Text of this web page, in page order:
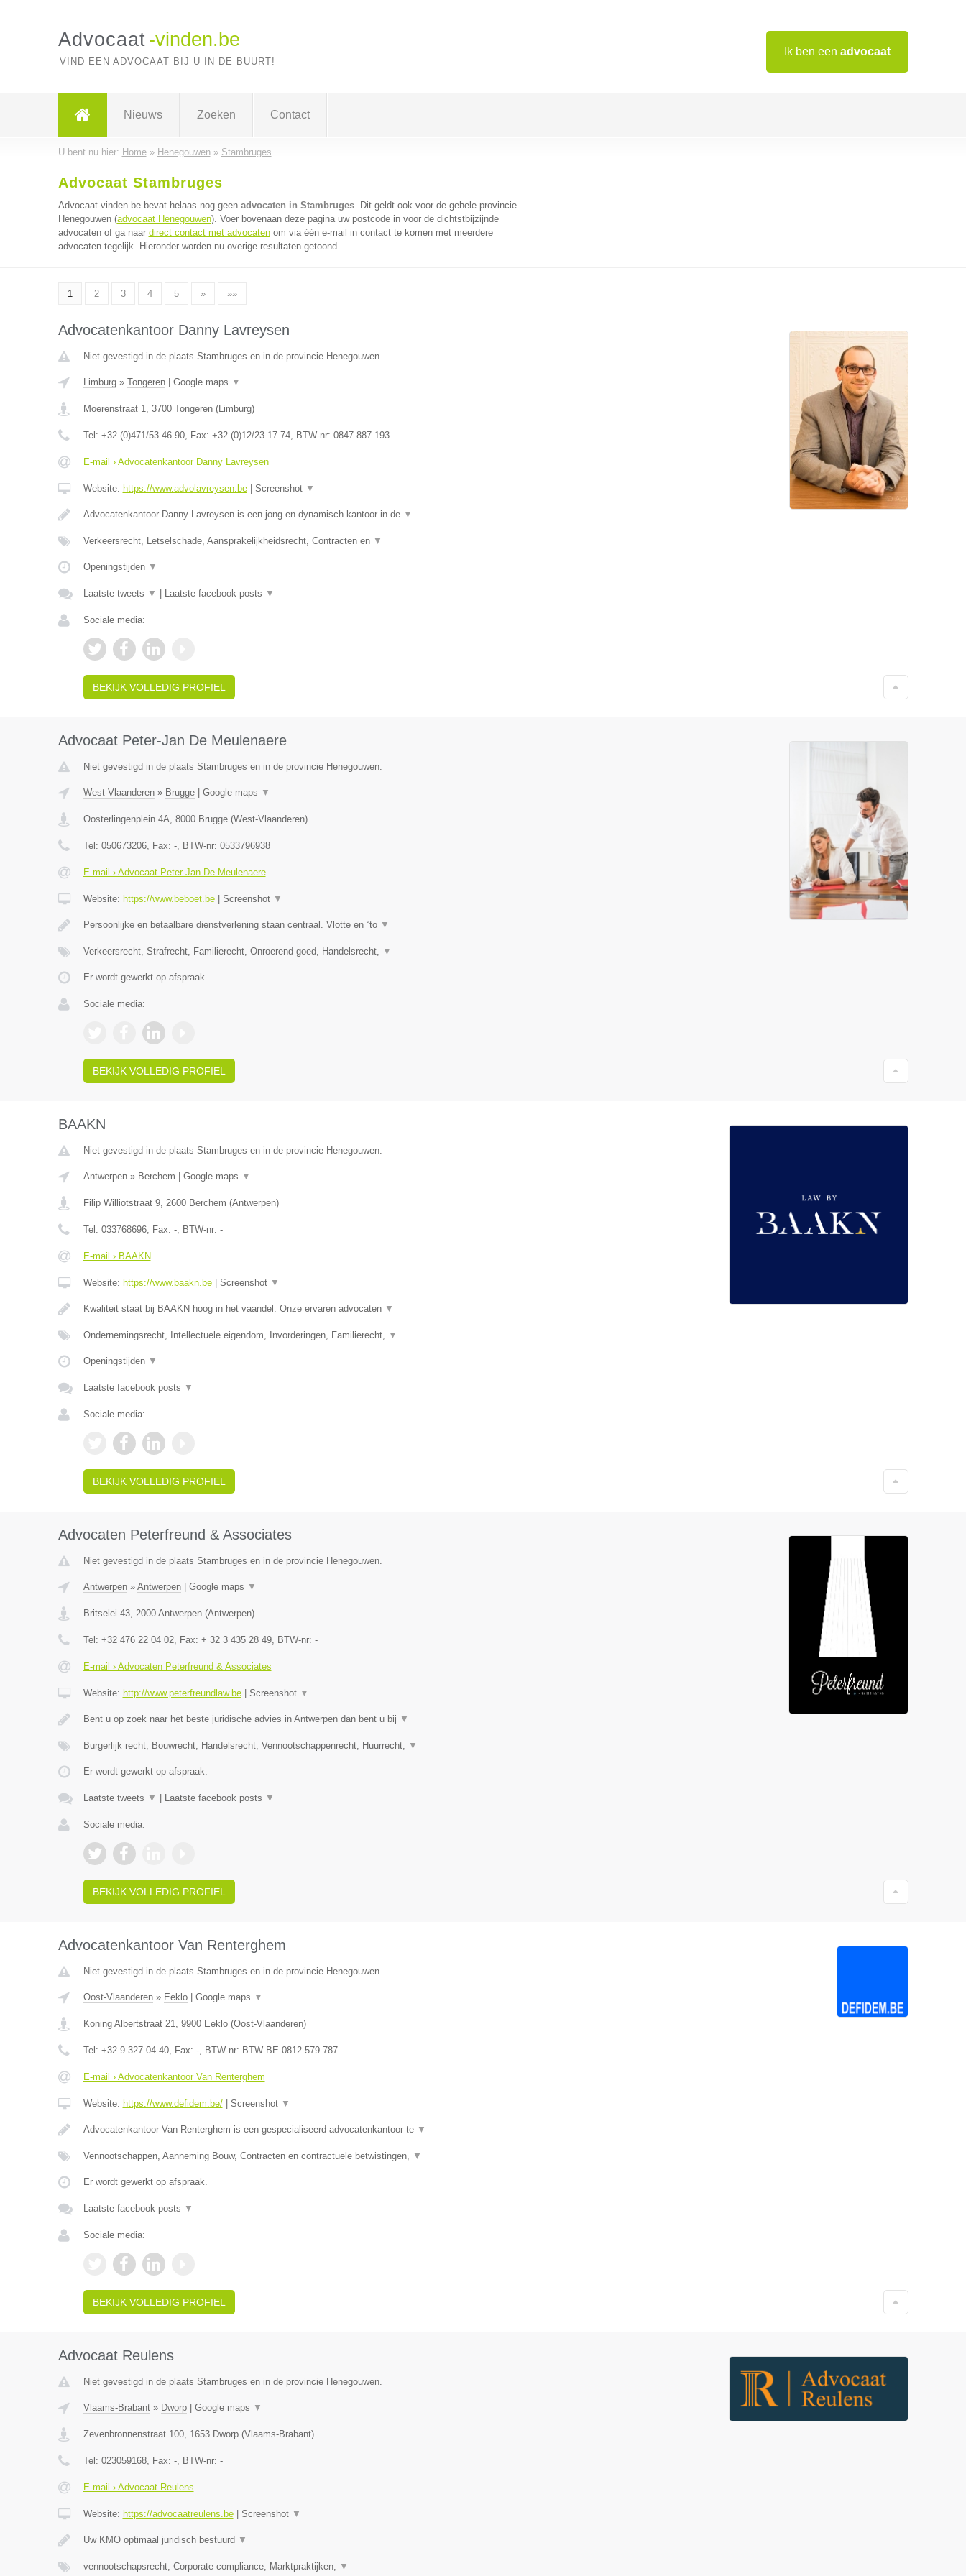
Ik ben een advocaat
Advocaat -vinden.be
VIND EEN ADVOCAAT BIJ U IN DE BUURT!
Nieuws Zoeken Contact
U bent nu hier: Home» Henegouwen» Stambruges
Advocaat Stambruges
Advocaat-vinden.be bevat helaas nog geen advocaten in Stambruges. Dit geldt ook voor de gehele provincie
Henegouwen (advocaat Henegouwen). Voer bovenaan deze pagina uw postcode in voor de dichtstbijzijnde
advocaten of ga naar direct contact met advocatenom via één e-mail in contact te komen met meerdere
advocaten tegelijk. Hieronder worden nu overige resultaten getoond.
1 2 3 4 5 » »»
Advocatenkantoor Danny Lavreysen
Niet gevestigd in de plaats Stambruges en in de provincie Henegouwen.
Limburg» Tongeren| Google maps ▼
Moerenstraat 1, 3700 Tongeren(Limburg)
Tel: +32 (0)471/53 46 90, Fax: +32 (0)12/23 17 74, BTW-nr: 0847.887.193
E-mail › Advocatenkantoor Danny Lavreysen
Website: https://www.advolavreysen.be| Screenshot ▼
Advocatenkantoor Danny Lavreysen is een jong en dynamisch kantoor in de ▼
Verkeersrecht, Letselschade, Aansprakelijkheidsrecht, Contracten en ▼
Openingstijden ▼
Laatste tweets ▼ Laatste facebook posts ▼
Sociale media:
BEKIJK VOLLEDIG PROFIEL
Advocaat Peter-Jan De Meulenaere
Niet gevestigd in de plaats Stambruges en in de provincie Henegouwen.
West-Vlaanderen» Brugge| Google maps ▼
Oosterlingenplein 4A, 8000 Brugge(West-Vlaanderen)
Tel: 050673206, Fax: -, BTW-nr: 0533796938
E-mail › Advocaat Peter-Jan De Meulenaere
Website: https://www.beboet.be| Screenshot ▼
Persoonlijke en betaalbare dienstverlening staan centraal. Vlotte en “to ▼
Verkeersrecht, Strafrecht, Familierecht, Onroerend goed, Handelsrecht, ▼
Er wordt gewerkt op afspraak.
Sociale media:
BEKIJK VOLLEDIG PROFIEL
BAAKN
Niet gevestigd in de plaats Stambruges en in de provincie Henegouwen.
Antwerpen» Berchem Google maps ▼
Filip Williotstraat 9, 2600 Berchem (Antwerpen)
Tel: 033768696, Fax: -, BTW-nr: -
E-mail › BAAKN
Website: https://www.baakn.be| Screenshot ▼
Kwaliteit staat bij BAAKN hoog in het vaandel. Onze ervaren advocaten ▼
Ondernemingsrecht, Intellectuele eigendom, Invorderingen, Familierecht, ▼
Openingstijden ▼
Laatste facebook posts ▼
Sociale media:
BEKIJK VOLLEDIG PROFIEL
Advocaten Peterfreund & Associates
Niet gevestigd in de plaats Stambruges en in de provincie Henegouwen.
Antwerpen» Antwerpen| Google maps ▼
Britselei 43, 2000 Antwerpen(Antwerpen)
Tel: +32 476 22 04 02, Fax: + 32 3 435 28 49, BTW-nr: -
E-mail › Advocaten Peterfreund & Associates
Website: http://www.peterfreundlaw.be| Screenshot ▼
Bent u op zoek naar het beste juridische advies in Antwerpen dan bent u bij ▼
Burgerlijk recht, Bouwrecht, Handelsrecht, Vennootschappenrecht, Huurrecht, ▼
Er wordt gewerkt op afspraak.
Laatste tweets ▼ Laatste facebook posts ▼
Sociale media:
BEKIJK VOLLEDIG PROFIEL
Advocatenkantoor Van Renterghem
Niet gevestigd in de plaats Stambruges en in de provincie Henegouwen.
Oost-Vlaanderen» Eeklo| Google maps ▼
Koning Albertstraat 21, 9900 Eeklo(Oost-Vlaanderen)
Tel: +32 9 327 04 40, Fax: -, BTW-nr: BTW BE 0812.579.787
E-mail › Advocatenkantoor Van Renterghem
Website: https://www.defidem.be/| Screenshot ▼
Advocatenkantoor Van Renterghem is een gespecialiseerd advocatenkantoor te ▼
Vennootschappen, Aanneming Bouw, Contracten en contractuele betwistingen, ▼
Er wordt gewerkt op afspraak.
Laatste facebook posts ▼
Sociale media:
BEKIJK VOLLEDIG PROFIEL
Advocaat Reulens
Niet gevestigd in de plaats Stambruges en in de provincie Henegouwen.
Vlaams-Brabant» Dworp| Google maps ▼
Zevenbronnenstraat 100, 1653 Dworp(Vlaams-Brabant)
Tel: 023059168, Fax: -, BTW-nr: -
E-mail › Advocaat Reulens
Website: https://advocaatreulens.be| Screenshot ▼
Uw KMO optimaal juridisch bestuurd ▼
vennootschapsrecht, Corporate compliance, Marktpraktijken, ▼